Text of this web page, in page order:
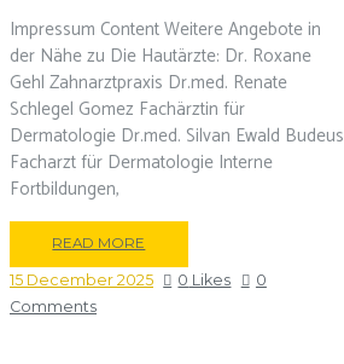
Impressum Content Weitere Angebote in
der Nähe zu Die Hautärzte: Dr. Roxane
Gehl Zahnarztpraxis Dr.med. Renate
Schlegel Gomez Fachärztin für
Dermatologie Dr.med. Silvan Ewald Budeus
Facharzt für Dermatologie Interne
Fortbildungen,
READ MORE
15 December 2025 0 Likes
0
Comments